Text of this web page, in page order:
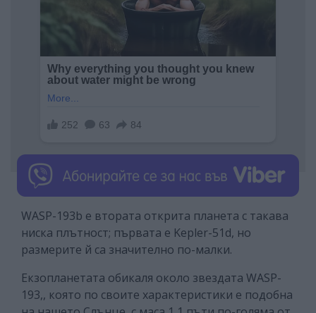
WASP-193b е втората открита планета с такава
ниска плътност; първата е Kepler-51d, но
размерите й са значително по-малки.
Екзопланетата обикаля около звездата WASP-
193,, която по своите характеристики е подобна